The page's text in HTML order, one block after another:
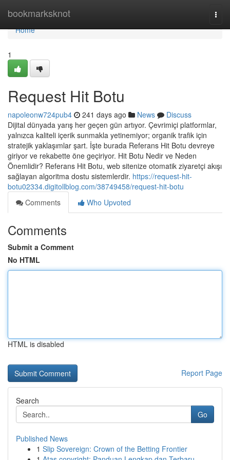
bookmarksknot
Home
Home
1
Request Hit Botu
napoleonw724pub4 241 days ago News
Discuss
Dijital dünyada yarış her geçen gün artıyor. Çevrimiçi platformlar,
yalnızca kaliteli içerik sunmakla yetinemiyor; organik trafik için
stratejik yaklaşımlar şart. İşte burada Referans Hit Botu devreye
giriyor ve rekabette öne geçiriyor. Hit Botu Nedir ve Neden
Önemlidir? Referans Hit Botu, web sitenize otomatik ziyaretçi akışı
sağlayan algoritma dostu sistemlerdir. https://request-hit-
botu02334.digitollblog.com/38749458/request-hit-botu
Comments
Who Upvoted
Comments
Submit a Comment
No HTML
HTML is disabled
Report Page
Search
Go
Published News
1 Slip Sovereign: Crown of the Betting Frontier